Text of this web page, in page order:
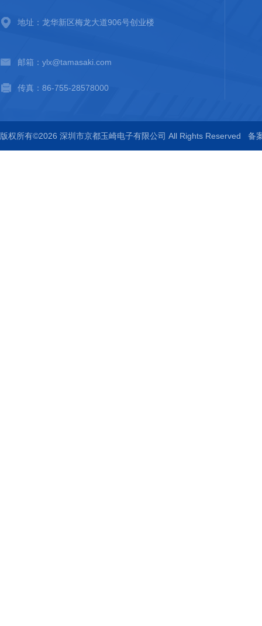
地址：龙华新区梅龙大道906号创业楼
邮箱：ylx@tamasaki.com
传真：86-755-28578000
版权所有©2026 深圳市京都玉崎电子有限公司 All Rights Reserved 备